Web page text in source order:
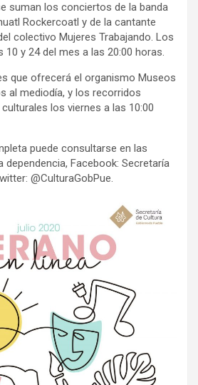
suman los conciertos de la banda
Rockercoatl y de la cantante
colectivo Mujeres Trabajando. Los
10 y 24 del mes a las 20:00 horas.
que ofrecerá el organismo Museos
al mediodía, y los recorridos
los viernes a las 10:00
puede consultarse en las
dependencia, Facebook: Secretaría
@CulturaGobPue.